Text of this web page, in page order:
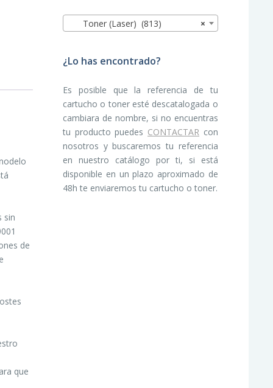
sin
de
que
×
Toner (Laser) (813)
¿Lo has encontrado?
Es posible que la referencia de tu
cartucho o toner esté descatalogada o
cambiara de nombre, si no encuentras
tu producto puedes CONTACTAR con
nosotros y buscaremos tu referencia
en nuestro catálogo por ti, si está
disponible en un plazo aproximado de
48h te enviaremos tu cartucho o toner.